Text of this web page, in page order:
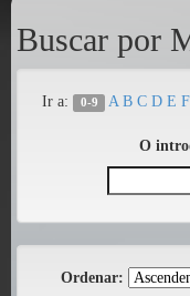
Buscar por
Ir a: 0-9 A B C D E F
O
Ordenar: